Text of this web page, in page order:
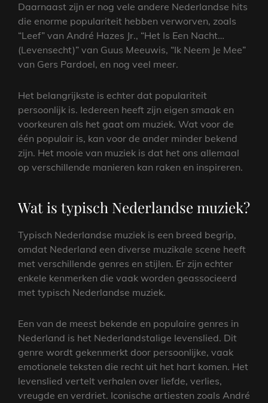
Daarnaast zijn er nog vele andere Nederlandse hits
die enorme populariteit hebben verworven, zoals
“Leef” van André Hazes Jr., “Het Is Een Nacht…
(Levensecht)” van Guus Meeuwis, “Ik Neem Je Mee”
van Gers Pardoel, en nog veel meer.
Het belangrijkste is echter dat populariteit
persoonlijk is. Iedereen heeft zijn eigen smaak en
voorkeuren als het gaat om muziek. Wat voor de
één populair is, kan voor de ander minder bekend
zijn. Het mooie van muziek is dat het ons allemaal
op verschillende manieren kan raken en inspireren.
Wat is typisch Nederlandse muziek?
Typisch Nederlandse muziek is een breed begrip,
omdat Nederland een diverse muzikale scene heeft
met verschillende genres en stijlen. Er zijn echter
enkele kenmerken die vaak worden geassocieerd
met typisch Nederlandse muziek.
Een van de meest bekende en populaire genres in
Nederland is het Nederlandstalige levenslied. Dit
genre wordt gekenmerkt door persoonlijke, vaak
emotionele teksten die recht uit het hart komen. Het
levenslied vertelt verhalen over liefde, verlies,
vreugde en verdriet. Iconische artiesten zoals André